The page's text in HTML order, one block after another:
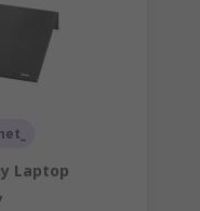
Laptop